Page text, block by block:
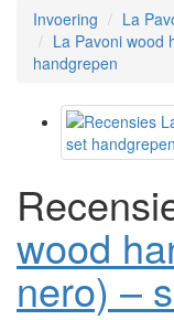
Invoering
La
La Pavoni wood
handgrepen
wood
nero) –